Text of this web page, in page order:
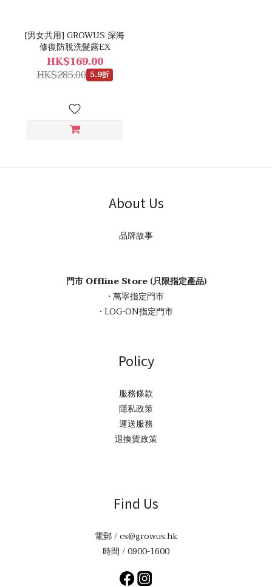
[男女共用] GROWUS 深海
修復防脫洗髮露EX
HK$169.00
HK$285.00 5.9折
About Us
品牌故事
門市 Offline Store (只限指定產品)
• 萬寧指定門市
• LOG-ON指定門市
Policy
服務條款
隱私政策
運送服務
退換貨政策
Find Us
電郵 / cs@growus.hk
時間 / 0900-1600